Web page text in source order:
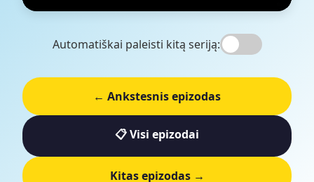
Automatiškai paleisti kitą seriją:
← Ankstesnis epizodas
📋 Visi epizodai
Kitas epizodas →